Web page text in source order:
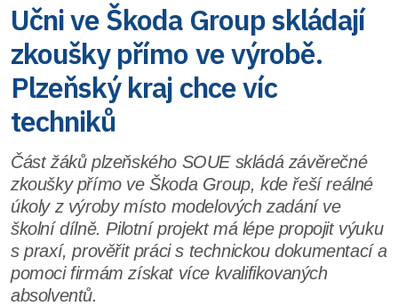
Učni ve Škoda Group skládají
zkoušky přímo ve výrobě.
Plzeňský kraj chce víc
techniků
Část žáků plzeňského SOUE skládá závěrečné
zkoušky přímo ve Škoda Group, kde řeší reálné
úkoly z výroby místo modelových zadání ve
školní dílně. Pilotní projekt má lépe propojit výuku
s praxí, prověřit práci s technickou dokumentací a
pomoci firmám získat více kvalifikovaných
absolventů.